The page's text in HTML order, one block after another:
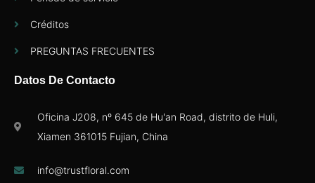
Créditos
PREGUNTAS FRECUENTES
Datos De Contacto
Oficina J208, nº 645 de Hu'an Road, distrito de Huli,
Xiamen 361015 Fujian, China
info@trustfloral.com